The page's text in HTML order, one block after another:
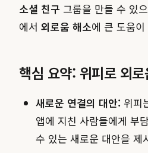
소셜 친구 그룹을 만들 수 있
에서 외로움 해소에 큰 도움
핵심 요약: 위피로 외
새로운 연결의 대안: 위피
앱에 지친 사람들에게 부
수 있는 새로운 대안을 제